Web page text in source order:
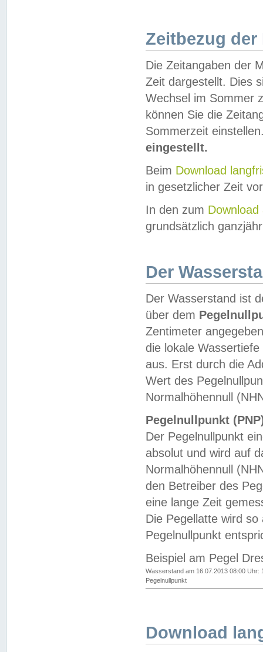
Zeitbezug der
Die Zeitangaben der
Zeit dargestellt. Dies
Wechsel im Sommer
können Sie die
Sommerzeit
eingestellt.
Beim Download
in gesetzlicher Zeit
In den zum Download
grundsätzlich
Der
Der Wasserstand ist
über dem
Zentimeter
die lokale
aus. Erst durch die
Wert des
Normalhöhennull
Pegelnullpunkt
Der Pegelnullpunkt
absolut und wird auf
Normalhöhennull
den Betreiber des
eine lange Zeit
Die Pegellatte wird
Pegelnullpunkt
Beispiel am Pegel
Wasserstand am 16.07.2013 08:00 Uhr:
Pegelnullpunkt
Download